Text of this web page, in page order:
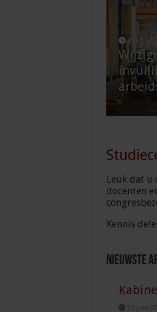
8 juli
Leuk dat u
docenten
Kennis
Nieuwste
29 juni